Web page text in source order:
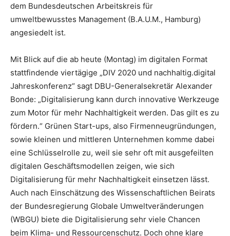
dem Bundesdeutschen Arbeitskreis für
umweltbewusstes Management (B.A.U.M., Hamburg)
angesiedelt ist.
Mit Blick auf die ab heute (Montag) im digitalen Format
stattfindende viertägige „DIV 2020 und nachhaltig.digital
Jahreskonferenz“ sagt DBU-Generalsekretär Alexander
Bonde: „Digitalisierung kann durch innovative Werkzeuge
zum Motor für mehr Nachhaltigkeit werden. Das gilt es zu
fördern.“ Grünen Start-ups, also Firmenneugründungen,
sowie kleinen und mittleren Unternehmen komme dabei
eine Schlüsselrolle zu, weil sie sehr oft mit ausgefeilten
digitalen Geschäftsmodellen zeigen, wie sich
Digitalisierung für mehr Nachhaltigkeit einsetzen lässt.
Auch nach Einschätzung des Wissenschaftlichen Beirats
der Bundesregierung Globale Umweltveränderungen
(WBGU) biete die Digitalisierung sehr viele Chancen
beim Klima- und Ressourcenschutz. Doch ohne klare